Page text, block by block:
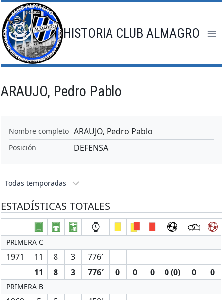
Saltar
al
contenido
HISTORIA CLUB ALMAGRO
ARAUJO, Pedro Pablo
Nombre completo ARAUJO, Pedro Pablo
Posición DEFENSA
ESTADÍSTICAS TOTALES
PRIMERA C
1971 11 8 3
776′
11
8 3 776′ 0 0 0 0 (0) 0 0
PRIMERA B